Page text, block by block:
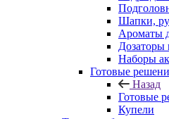
Шапки,
Ароматы
Дозаторы
Наборы
Готовые
Назад
Готовые
Купели